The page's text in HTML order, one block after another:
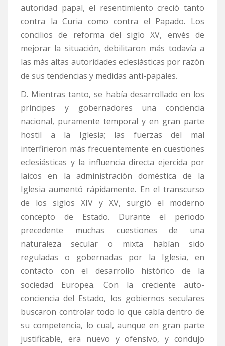
autoridad papal, el resentimiento creció tanto
contra la Curia como contra el Papado. Los
concilios de reforma del siglo XV, envés de
mejorar la situación, debilitaron más todavía a
las más altas autoridades eclesiásticas por razón
de sus tendencias y medidas anti-papales.
D. Mientras tanto, se había desarrollado en los
príncipes y gobernadores una conciencia
nacional, puramente temporal y en gran parte
hostil a la Iglesia; las fuerzas del mal
interfirieron más frecuentemente en cuestiones
eclesiásticas y la influencia directa ejercida por
laicos en la administración doméstica de la
Iglesia aumentó rápidamente. En el transcurso
de los siglos XIV y XV, surgió el moderno
concepto de Estado. Durante el periodo
precedente muchas cuestiones de una
naturaleza secular o mixta habían sido
reguladas o gobernadas por la Iglesia, en
contacto con el desarrollo histórico de la
sociedad Europea. Con la creciente auto-
conciencia del Estado, los gobiernos seculares
buscaron controlar todo lo que cabía dentro de
su competencia, lo cual, aunque en gran parte
justificable, era nuevo y ofensivo, y condujo